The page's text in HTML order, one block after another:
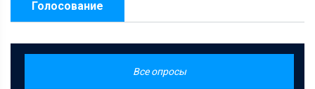
Голосование
Все опросы